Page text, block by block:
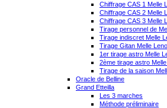
Chiffrage CAS 1 Melle
Chiffrage CAS 2 Melle
Chiffrage CAS 3 Melle
Tirage personnel de
Tirage indiscret Melle
Tirage Gitan Melle
1er tirage astro Melle
2ème tirage astro
Tirage de la saison
Oracle de Belline
Grand Etteilla
Les 3 marches
Méthode préliminaire